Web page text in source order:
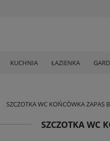
KUCHNIA ŁAZIENKA
SZCZOTKA WC KOŃCÓWKA ZAPAS
SZCZOTKA WC